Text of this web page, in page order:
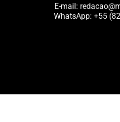
E-mail:
WhatsApp: +55